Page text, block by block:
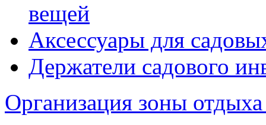
вещей
Аксессуары для
Держатели садового
Организация зоны